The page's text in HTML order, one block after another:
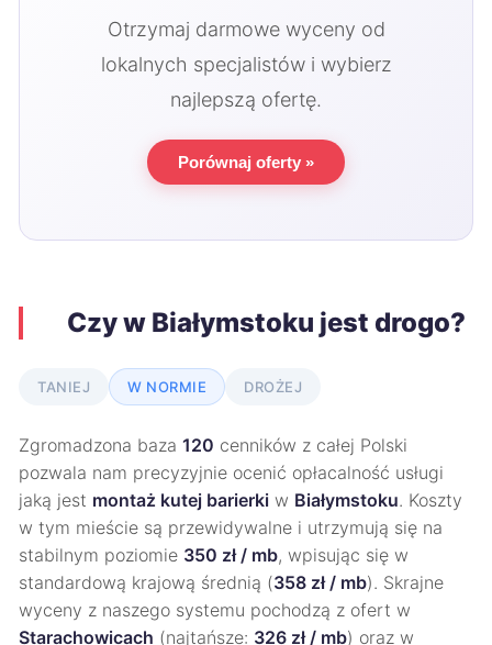
Otrzymaj darmowe wyceny od
lokalnych specjalistów i wybierz
najlepszą ofertę.
Porównaj oferty »
Czy w Białymstoku jest drogo?
TANIEJ W NORMIE DROŻEJ
Zgromadzona baza 120 cenników z całej Polski
pozwala nam precyzyjnie ocenić opłacalność usługi
jaką jest montaż kutej barierki w Białymstoku. Koszty
w tym mieście są przewidywalne i utrzymują się na
stabilnym poziomie 350 zł / mb, wpisując się w
standardową krajową średnią (358 zł / mb). Skrajne
wyceny z naszego systemu pochodzą z ofert w
Starachowicach (najtańsze: 326 zł / mb) oraz w